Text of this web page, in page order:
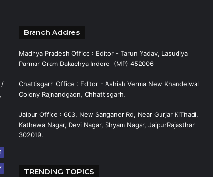
/
Branch Addres
Madhya Pradesh Office : Editor - Tarun Yadav, Lasudiya
Parmar Gram Dakachya Indore (MP) 452006
Chattisgarh Office : Editor - Ashish Verma New Khandelwal
Colony Rajnandgaon, Chhattisgarh.
Jaipur Office : 603, New Sanganer Rd, Near Gurjar KiThadi,
Kathewa Nagar, Devi Nagar, Shyam Nagar, JaipurRajasthan
302019.
TRENDING TOPICS